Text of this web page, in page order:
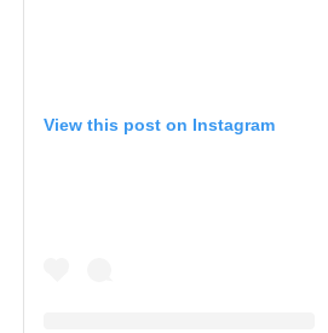
View this post on Instagram